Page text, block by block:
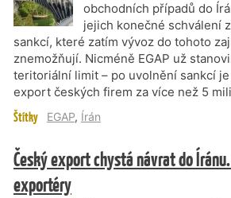
obchodních případů do
jejich konečné schválení
sankcí, které zatím vývoz do tohoto
znemožňují. Nicméně EGAP už
teritoriální limit – po uvolnění sankcí
export českých firem za více než 5
Štítky EGAP, Írán
Český export chystá návrat do Íránu.
exportéry